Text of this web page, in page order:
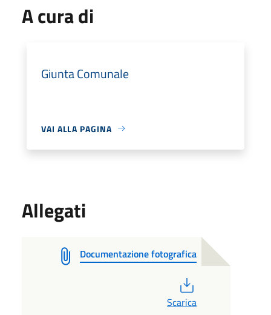
A cura di
Giunta Comunale
VAI ALLA PAGINA
Allegati
Documentazione fotografica
Scarica